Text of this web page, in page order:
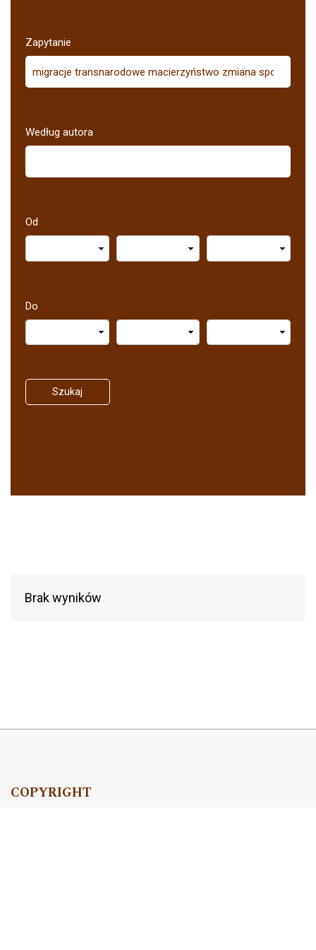
Zapytanie
Według autora
Od
Do
Szukaj
Brak wyników
COPYRIGHT